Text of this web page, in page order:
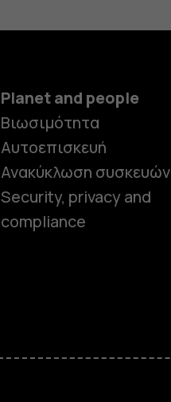
Planet and people
Βιωσιμότητα
Αυτοεπισκευή
Ανακύκλωση συσκευών
Security, privacy and
compliance